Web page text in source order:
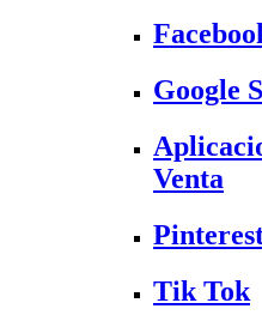
Google
Venta
Tik Tok